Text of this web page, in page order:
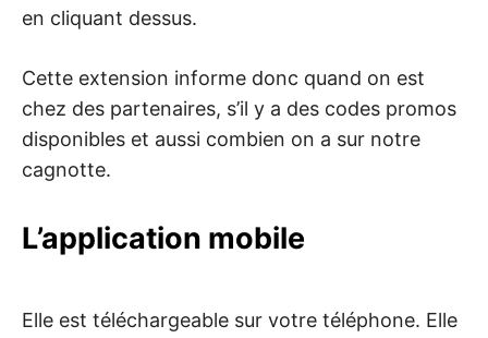
en cliquant dessus.
Cette extension informe donc quand on est
chez des partenaires, s’il y a des codes promos
disponibles et aussi combien on a sur notre
cagnotte.
L’application mobile
Elle est téléchargeable sur votre téléphone. Elle